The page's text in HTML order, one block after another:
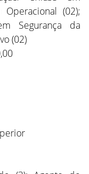
(02);
Segurança da
(02)